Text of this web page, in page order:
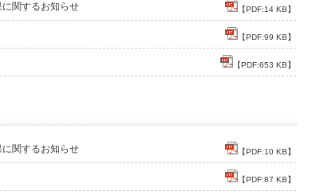
関するお知らせ 【PDF:14 KB】
【PDF:99 KB】
【PDF:653 KB】
関するお知らせ 【PDF:10 KB】
【PDF:87 KB】